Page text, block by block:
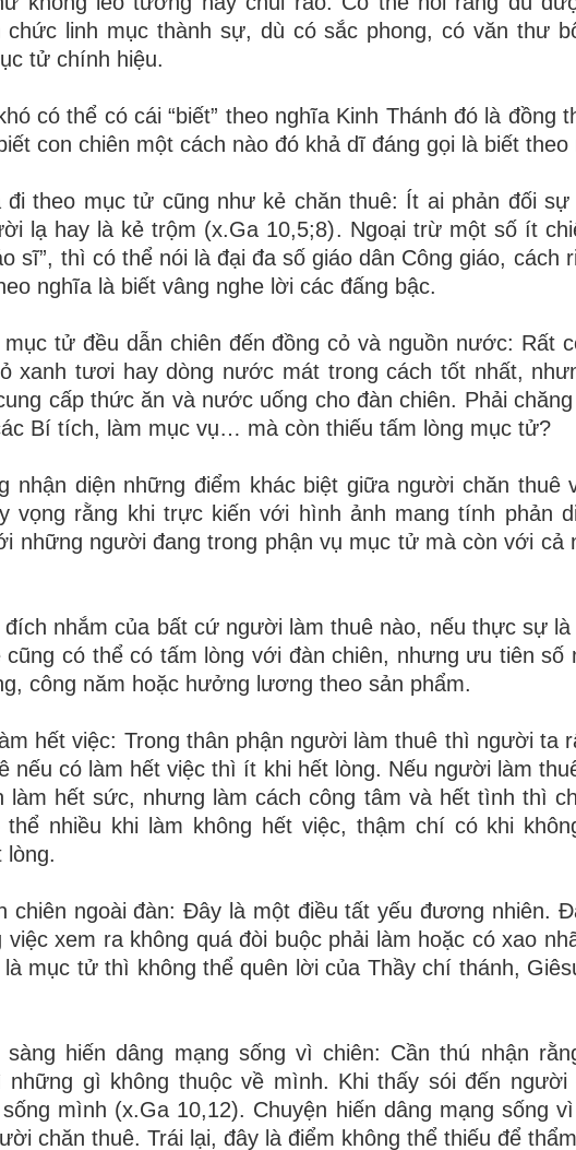
linh mục thành sự, dù có sắc phong, có văn thư
tử chính hiệu.
có thể có cái “biết” theo nghĩa Kinh Thánh đó là đồng
con chiên một cách nào đó khả dĩ đáng gọi là biết theo
đi theo mục tử cũng như kẻ chăn thuê: Ít ai phản đối
lạ hay là kẻ trộm (x.Ga 10,5;8). Ngoại trừ một số ít
sĩ”, thì có thể nói là đại đa số giáo dân Công giáo, cách
nghĩa là biết vâng nghe lời các đấng bậc.
tử đều dẫn chiên đến đồng cỏ và nguồn nước: Rất
xanh tươi hay dòng nước mát trong cách tốt nhất,
cấp thức ăn và nước uống cho đàn chiên. Phải
Bí tích, làm mục vụ… mà còn thiếu tấm lòng mục tử?
nhận diện những điểm khác biệt giữa người chăn
vọng rằng khi trực kiến với hình ảnh mang tính phản
những người đang trong phận vụ mục tử mà còn với cả
nhắm của bất cứ người làm thuê nào, nếu thực sự
có thể có tấm lòng với đàn chiên, nhưng ưu tiên số
công năm hoặc hưởng lương theo sản phẩm.
hết việc: Trong thân phận người làm thuê thì người ta
nếu có làm hết việc thì ít khi hết lòng. Nếu người làm
làm hết sức, nhưng làm cách công tâm và hết tình thì
nhiều khi làm không hết việc, thậm chí có khi
lòng.
chiên ngoài đàn: Đây là một điều tất yếu đương nhiên.
xem ra không quá đòi buộc phải làm hoặc có xao
mục tử thì không thể quên lời của Thầy chí thánh,
hiến dâng mạng sống vì chiên: Cần thú nhận
những gì không thuộc về mình. Khi thấy sói đến người
mình (x.Ga 10,12). Chuyện hiến dâng mạng sống
chăn thuê. Trái lại, đây là điểm không thể thiếu để